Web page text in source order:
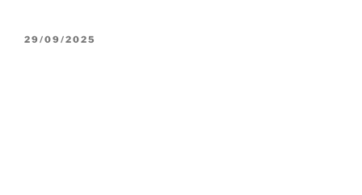
PUBLICADO
29/09/2025